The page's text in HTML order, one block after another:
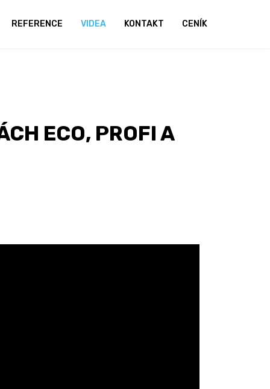
REFERENCE VIDEA KONTAKT CENÍK
ECO, PROFI A